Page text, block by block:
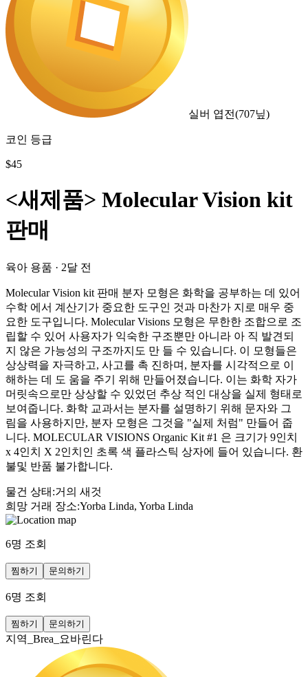
실버 엽전(707닢)
코인 등급
$45
<새제품> Molecular Vision kit
판매
육아 용품 · 2달 전
Molecular Vision kit 판매 분자 모형은 화학을 공부하는 데 있어
수학 에서 계산기가 중요한 도구인 것과 마찬가 지로 매우 중
요한 도구입니다. Molecular Visions 모형은 무한한 조합으로 조
립할 수 있어 사용자가 익숙한 구조뿐만 아니라 아 직 발견되
지 않은 가능성의 구조까지도 만 들 수 있습니다. 이 모형들은
상상력을 자극하고, 사고를 촉 진하며, 분자를 시각적으로 이
해하는 데 도 움을 주기 위해 만들어졌습니다. 이는 화학 자가
머릿속으로만 상상할 수 있었던 추상 적인 대상을 실제 형태로
보여줍니다. 화학 교과서는 분자를 설명하기 위해 문자와 그
림을 사용하지만, 분자 모형은 그것을 "실제 처럼" 만들어 줍
니다. MOLECULAR VISIONS Organic Kit #1 은 크기가 9인치
x 4인치 X 2인치인 초록 색 플라스틱 상자에 들어 있습니다. 환
불및 반품 불가합니다.
물건 상태 :거의 새것
희망 거래 장소:Yorba Linda, Yorba Linda
6명 조회
찜하기 문의하기
6명 조회
찜하기 문의하기
지역_Brea_요바린다